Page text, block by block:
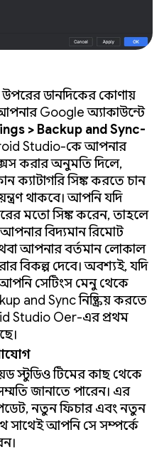
ডানদিকের কোণায়
Google অ্যাকাউন্টে
> Backup and Sync-
Studio-কে আপনার
করার অনুমতি দিলে,
সিঙ্ক করতে চান
থাকবে। আপনি যদি
মতো সিঙ্ক করেন, তাহলে
বিদ্যমান রিমোট
আপনার বর্তমান লোকাল
বিকল্প দেবে। অবশ্যই, যদি
আপনি সেটিংস মেনু থেকে
and Sync নিষ্ক্রিয় করতে
Studio Otter-এর প্রথম
স্টুডিও টিমের কাছ থেকে
জানাতে পারেন। এর
নতুন ফিচার এবং নতুন
সাথেই আপনি সে সম্পর্কে